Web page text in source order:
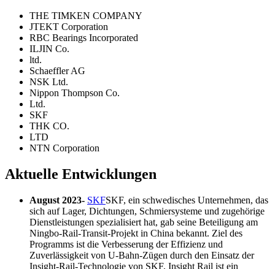
THE TIMKEN COMPANY
JTEKT Corporation
RBC Bearings Incorporated
ILJIN Co.
ltd.
Schaeffler AG
NSK Ltd.
Nippon Thompson Co.
Ltd.
SKF
THK CO.
LTD
NTN Corporation
Aktuelle Entwicklungen
August 2023- SKFSKF, ein schwedisches Unternehmen, das
sich auf Lager, Dichtungen, Schmiersysteme und zugehörige
Dienstleistungen spezialisiert hat, gab seine Beteiligung am
Ningbo-Rail-Transit-Projekt in China bekannt. Ziel des
Programms ist die Verbesserung der Effizienz und
Zuverlässigkeit von U-Bahn-Zügen durch den Einsatz der
Insight-Rail-Technologie von SKF. Insight Rail ist ein